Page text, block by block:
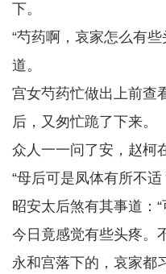
下。
“芍药啊，哀家怎么有
道。
宫女芍药忙做出上前查
后，又匆忙跪了下来。
众人一一问了安，赵柯
“母后可是凤体有所不适
昭安太后煞有其事道：
今日竟感觉有些头疼。
永和宫落下的，哀家都